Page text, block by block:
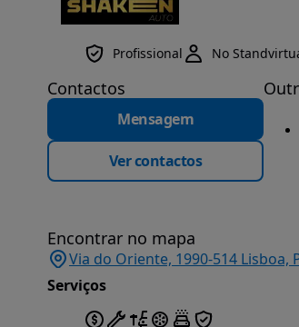
Profissional No
Contactos
Mensagem
Ver contactos
Encontrar no mapa
Via do Oriente, 1990-514
Serviços